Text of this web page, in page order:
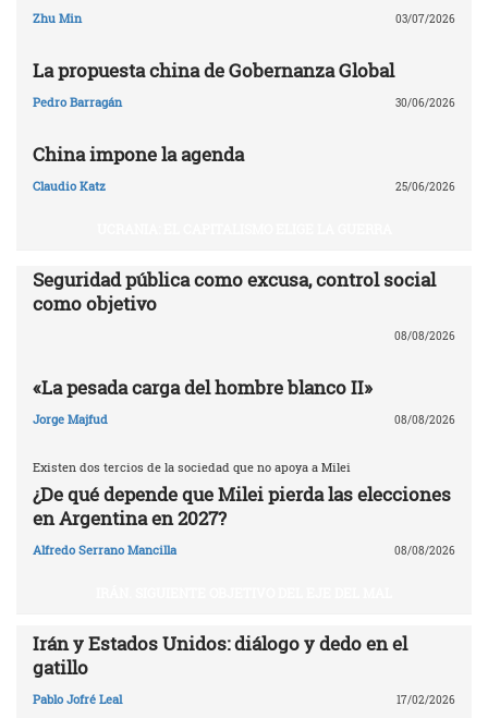
Zhu Min 03/07/2026
La propuesta china de Gobernanza Global
Pedro Barragán 30/06/2026
China impone la agenda
Claudio Katz 25/06/2026
Seguridad pública como excusa, control social
como objetivo
08/08/2026
«La pesada carga del hombre blanco II»
Jorge Majfud 08/08/2026
Existen dos tercios de la sociedad que no apoya a Milei
¿De qué depende que Milei pierda las elecciones
en Argentina en 2027?
Alfredo Serrano Mancilla 08/08/2026
Irán y Estados Unidos: diálogo y dedo en el
gatillo
Pablo Jofré Leal 17/02/2026